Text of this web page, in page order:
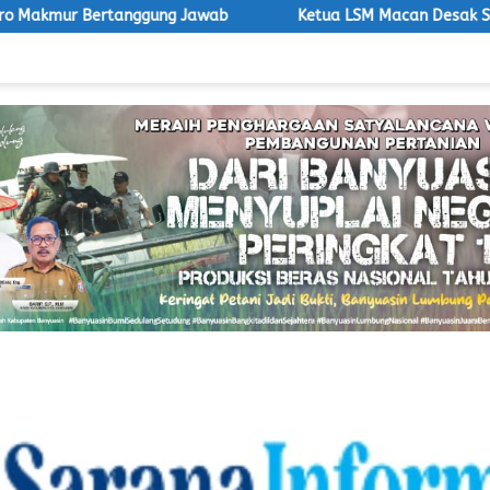
Jawab Ketua LSM Macan Desak Satpol PP Tegakkan